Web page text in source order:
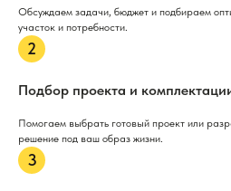
Обсуждаем задачи, бюджет и подбираем
участок и потребности.
Подбор проекта и
Помогаем выбрать готовый проект или
решение под ваш образ жизни.